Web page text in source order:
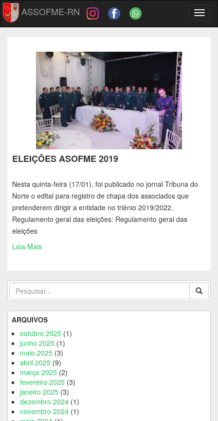
ASSOFME-RN
ELEIÇÕES ASOFME 2019
Nesta quinta-feira (17/01), foi publicado no jornal Tribuna do
Norte o edital para registro de chapa dos associados que
pretenderem dirigir a entidade no triênio 2019/2022.
Regulamento geral das eleições: Regulamento geral das
eleições
Leia Mais
ARQUIVOS
outubro 2025 (1)
junho 2025 (1)
maio 2025 (3)
abril 2025 (9)
março 2025 (2)
fevereiro 2025 (3)
janeiro 2025 (3)
dezembro 2024 (1)
novembro 2024 (1)